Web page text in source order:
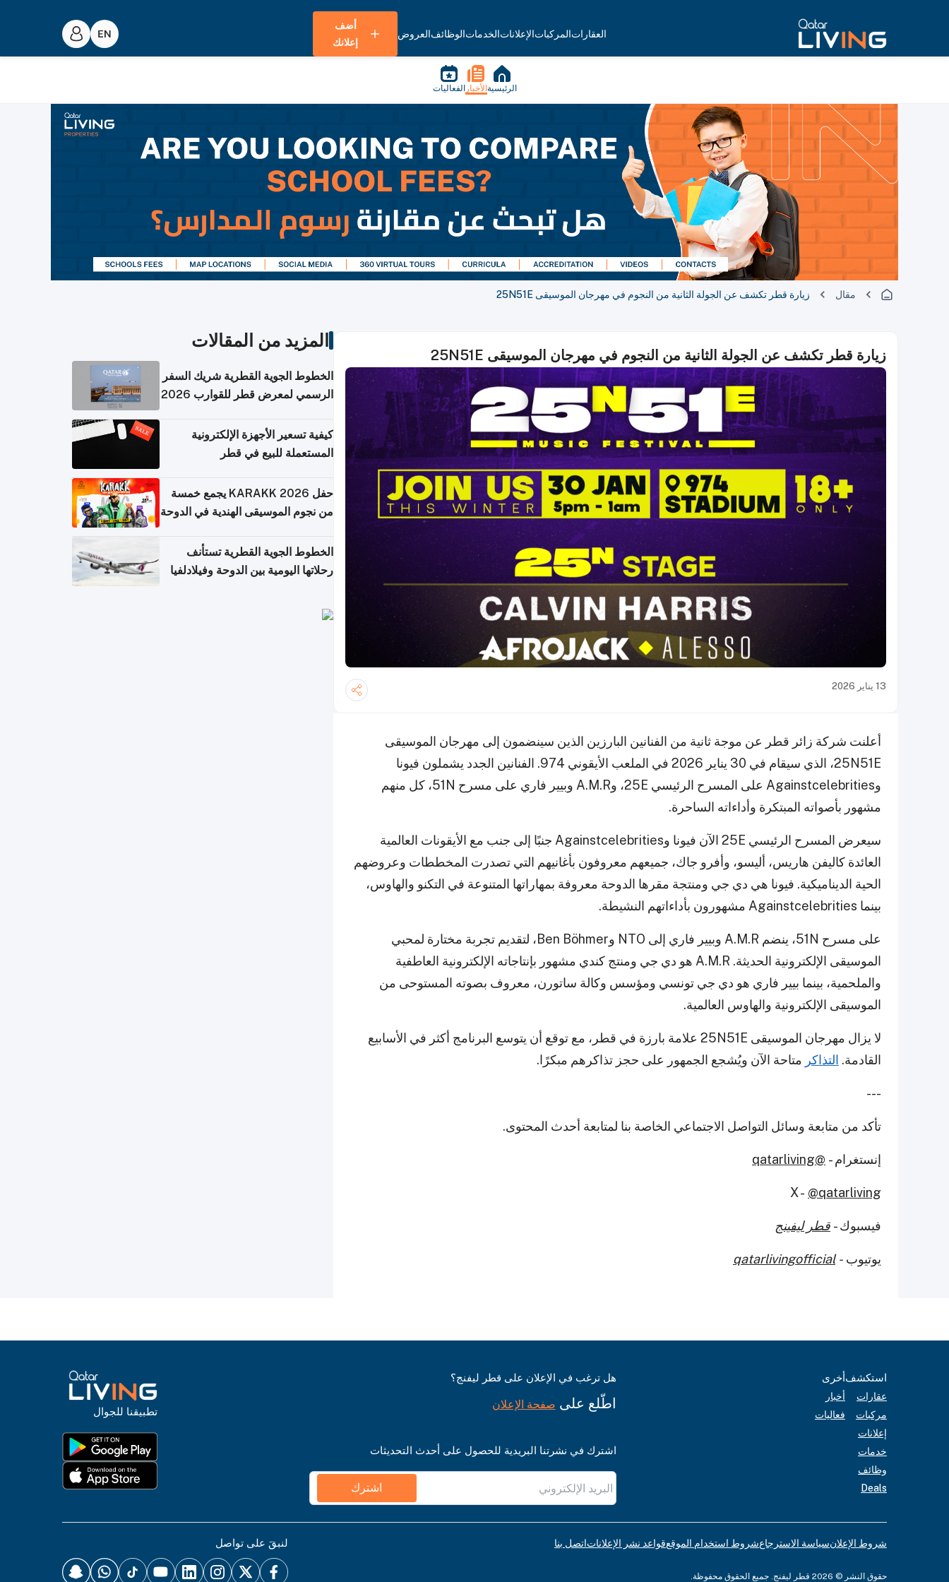
العقاراتالمركباتالإعلاناتالخدماتالوظائفالعروض
أضف
إعلانك
الرئيسية الأخبار الفعاليات
مقال زيارة قطر تكشف عن الجولة الثانية من النجوم في مهرجان الموسيقى 25N51E
زيارة قطر تكشف عن الجولة الثانية من النجوم في مهرجان الموسيقى 25N51E
13 يناير 2026
أعلنت شركة زائر قطر عن موجة ثانية من الفنانين البارزين الذين سينضمون إلى مهرجان الموسيقى
25N51E، الذي سيقام في 30 يناير 2026 في الملعب الأيقوني 974. الفنانين الجدد يشملون فيونا
وAgainstcelebrities على المسرح الرئيسي 25E، وA.M.R وبيير فاري على مسرح 51N، كل منهم
مشهور بأصواته المبتكرة وأداءاته الساحرة.
سيعرض المسرح الرئيسي 25E الآن فيونا وAgainstcelebrities جنبًا إلى جنب مع الأيقونات العالمية
العائدة كاليفن هاريس، أليسو، وأفرو جاك، جميعهم معروفون بأغانيهم التي تصدرت المخططات وعروضهم
الحية الديناميكية. فيونا هي دي جي ومنتجة مقرها الدوحة معروفة بمهاراتها المتنوعة في التكنو والهاوس،
بينما Againstcelebrities مشهورون بأداءاتهم النشيطة.
على مسرح 51N، ينضم A.M.R وبيير فاري إلى NTO وBen Böhmer، لتقديم تجربة مختارة لمحبي
الموسيقى الإلكترونية الحديثة. A.M.R هو دي جي ومنتج كندي مشهور بإنتاجاته الإلكترونية العاطفية
والملحمية، بينما بيير فاري هو دي جي تونسي ومؤسس وكالة ساتورن، معروف بصوته المستوحى من
الموسيقى الإلكترونية والهاوس العالمية.
لا يزال مهرجان الموسيقى 25N51E علامة بارزة في قطر، مع توقع أن يتوسع البرنامج أكثر في الأسابيع
القادمة. التذاكر متاحة الآن ويُشجع الجمهور على حجز تذاكرهم مبكرًا.
---
تأكد من متابعة وسائل التواصل الاجتماعي الخاصة بنا لمتابعة أحدث المحتوى.
إنستغرام - @qatarliving
X - @qatarliving
فيسبوك - قطر ليفينج
يوتيوب -
qatarlivingofficial
المزيد من المقالات
الخطوط الجوية القطرية شريك السفر
الرسمي لمعرض قطر للقوارب 2026
كيفية تسعير الأجهزة الإلكترونية
المستعملة للبيع في قطر
حفل KARAKK 2026 يجمع خمسة
من نجوم الموسيقى الهندية في الدوحة
الخطوط الجوية القطرية تستأنف
رحلاتها اليومية بين الدوحة وفيلادلفيا
استكشف
عقارات
مركبات
إعلانات
خدمات
وظائف
Deals
أخرى
أخبار
فعاليات
هل ترغب في الإعلان على قطر ليفنج؟
اطّلع على صفحة الإعلان
اشترك في نشرتنا البريدية للحصول على أحدث التحديثات
اشترك
تطبيقنا للجوال
شروط الإعلانسياسة الاسترجاعشروط استخدام الموقعقواعد نشر الإعلاناتاتصل بنا
حقوق النشر © 2026 قطر ليفنج. جميع الحقوق محفوظة.
لنبقَ على تواصل